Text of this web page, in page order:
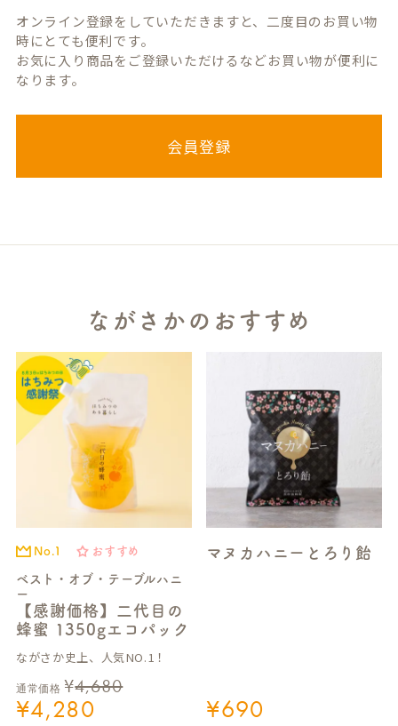
オンライン登録をしていただきますと、二度目のお買い物
時にとても便利です。
お気に入り商品をご登録いただけるなどお買い物が便利に
なります。
会員登録
ながさかのおすすめ
No.1 おすすめ
ベスト・オブ・テーブルハニ
ー
【感謝価格】二代目の
蜂蜜 1350gエコパック
ながさか史上、人気NO.1！
通常価格 ¥4,680
¥4,280
マヌカハニーとろり飴
¥690